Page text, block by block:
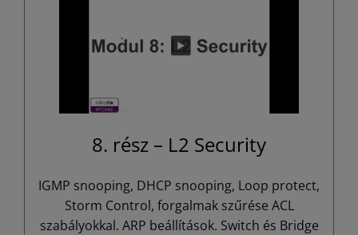
8. rész – L2 Security
IGMP snooping, DHCP snooping, Loop protect,
Storm Control, forgalmak szűrése ACL
szabályokkal. ARP beállítások. Switch és Bridge